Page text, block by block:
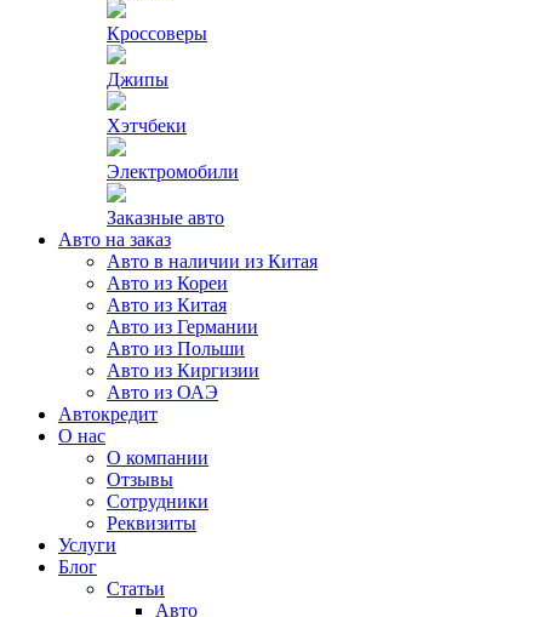
Кроссоверы
Джипы
Хэтчбеки
Электромобили
Заказные авто
Авто на заказ
Авто в наличии из Китая
Авто из Кореи
Авто из Китая
Авто из Германии
Авто из Польши
Авто из Киргизии
Авто из ОАЭ
Автокредит
О нас
О компании
Отзывы
Сотрудники
Реквизиты
Услуги
Блог
Статьи
Авто